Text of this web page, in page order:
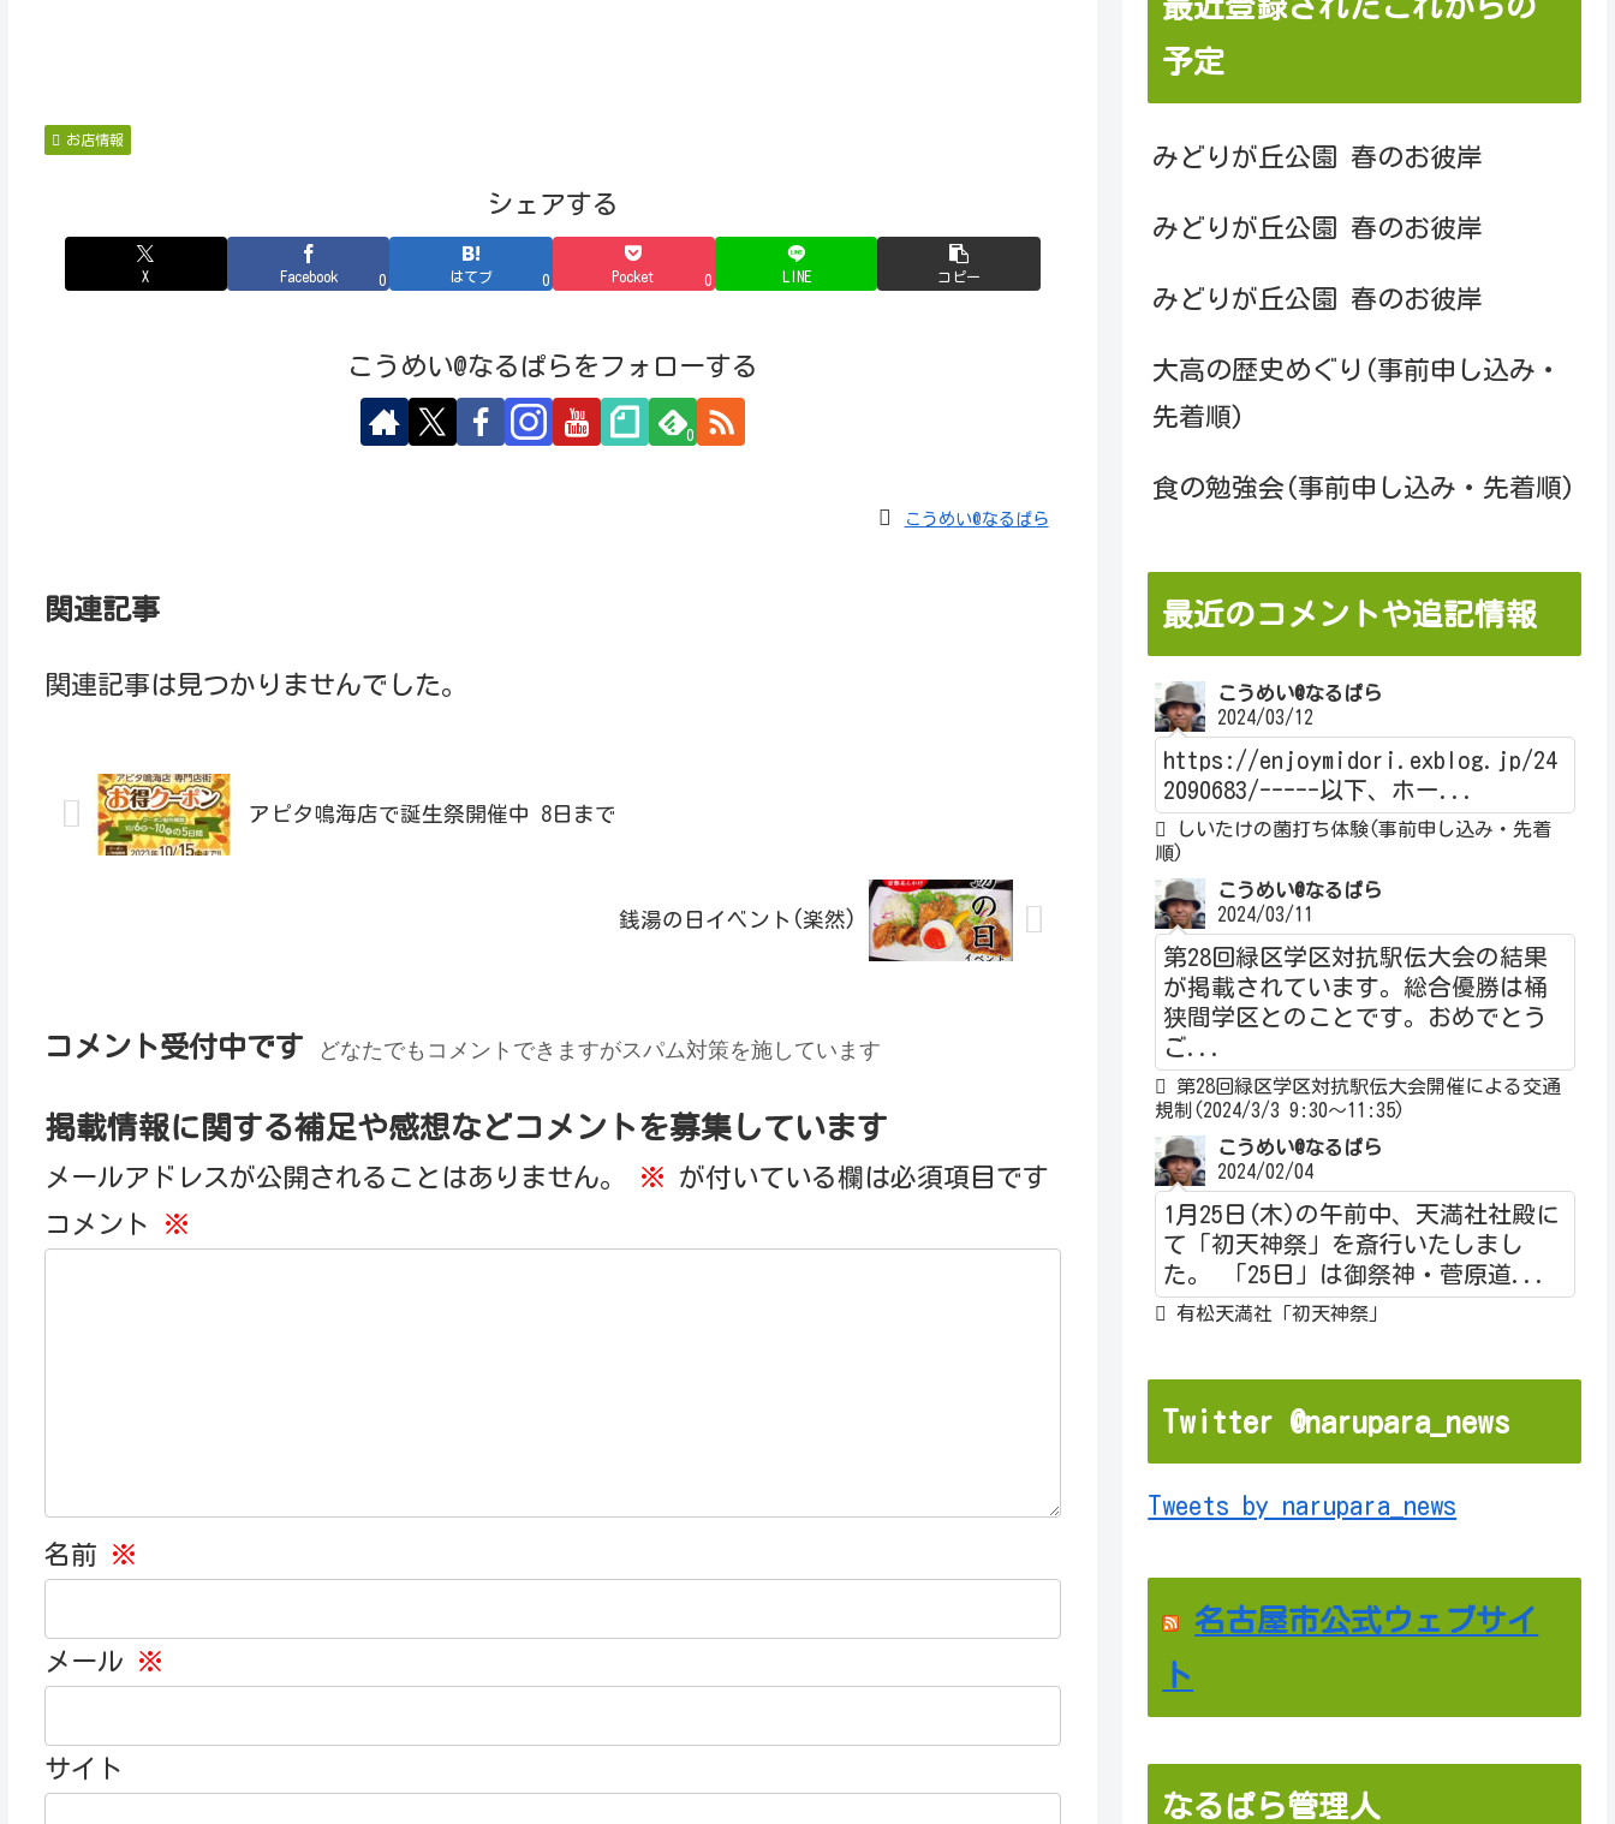
お店情報
シェアする
X Facebook 0 はてブ 0 Pocket 0 LINE コピー
こうめい@なるぱらをフォローする
0
こうめい@なるぱら
関連記事
関連記事は見つかりませんでした。
アピタ鳴海店で誕生祭開催中 8日まで
銭湯の日イベント(楽然)
コメント受付中です どなたでもコメントできますがスパム対策を施しています
掲載情報に関する補足や感想などコメントを募集しています
メールアドレスが公開されることはありません。 ※ が付いている欄は必須項目です
コメント
※
名前 ※
メール ※
サイト
最近登録されたこれからの
予定
みどりが丘公園 春のお彼岸
みどりが丘公園 春のお彼岸
みどりが丘公園 春のお彼岸
大高の歴史めぐり(事前申し込み・
先着順)
食の勉強会(事前申し込み・先着順)
最近のコメントや追記情報
こうめい@なるぱら
2024/03/12
https://enjoymidori.exblog.jp/24
2090683/-----以下、ホー...
しいたけの菌打ち体験(事前申し込み・先着
順)
こうめい@なるぱら
2024/03/11
第28回緑区学区対抗駅伝大会の結果
が掲載されています。総合優勝は桶
狭間学区とのことです。おめでとう
ご...
第28回緑区学区対抗駅伝大会開催による交通
規制(2024/3/3 9:30～11:35)
こうめい@なるぱら
2024/02/04
1月25日(木)の午前中、天満社社殿に
て「初天神祭」を斎行いたしまし
た。 「25日」は御祭神・菅原道...
有松天満社「初天神祭」
Twitter @narupara_news
Tweets by narupara_news
名古屋市公式ウェブサイ
ト
なるぱら管理人